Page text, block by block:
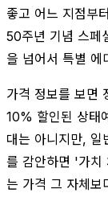
좋고 어느 지점부
50주년 기념 스페
을 넘어서 특별 에
가격 정보를 보면
10% 할인된 상태
대는 아니지만, 일
를 감안하면 '가치
는 가격 그 자체보